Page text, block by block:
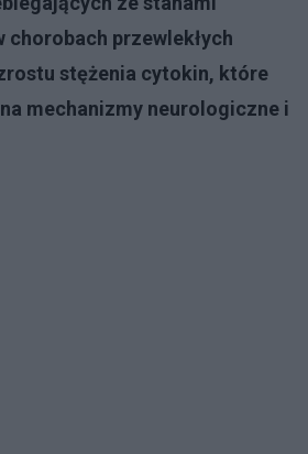
chorobach przewlekłych
stężenia cytokin, które
mechanizmy neurologiczne i